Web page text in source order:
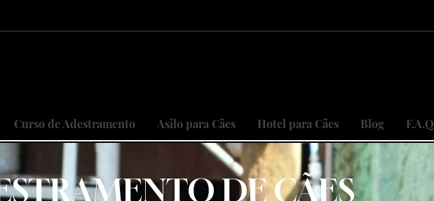
Curso de Adestramento Asilo para Cães Hotel para Cães Blog F.A.Q
DE CÃES